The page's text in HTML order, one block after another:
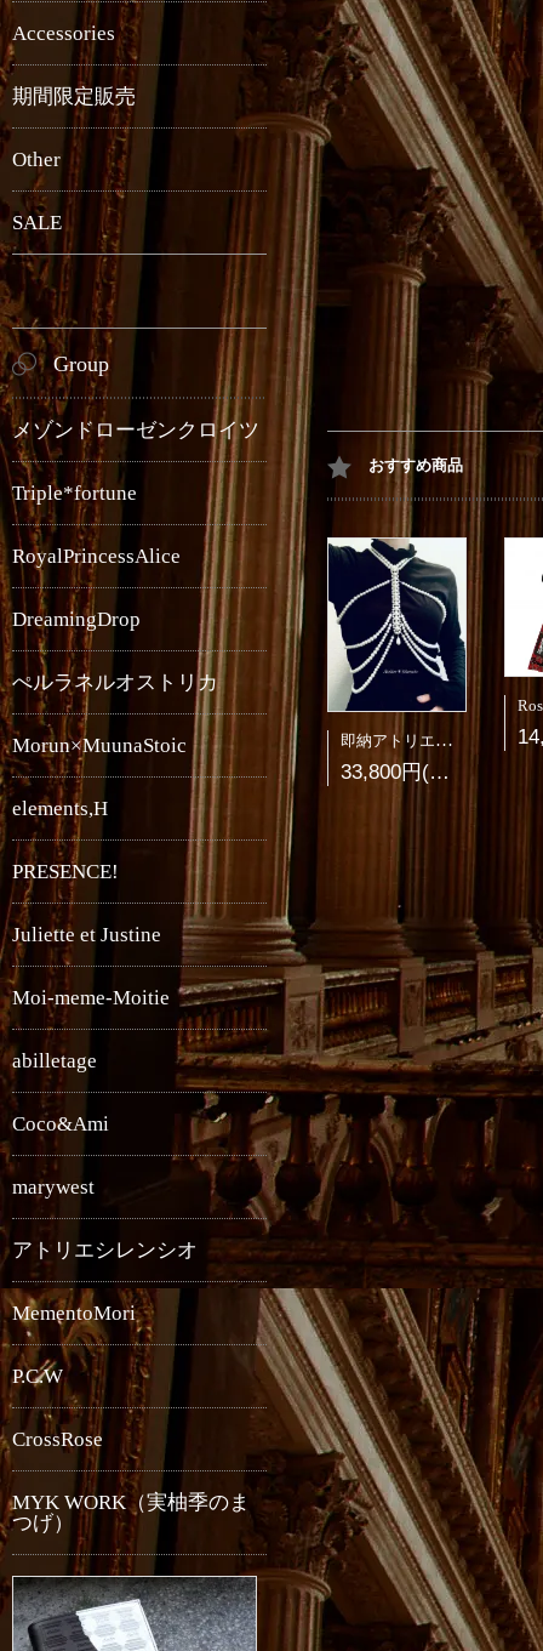
おすすめ商品
即納アトリエシレンシオ肋骨真珠ネックレス(プラスサイズ)
33,800円(税3,073円)
Accessories
期間限定販売
Other
SALE
Group
メゾンドローゼンクロイツ
Triple*fortune
RoyalPrincessAlice
DreamingDrop
ぺルラネルオストリカ
Morun×MuunaStoic
elements,H
PRESENCE!
Juliette et Justine
Moi-meme-Moitie
abilletage
Coco&Ami
marywest
アトリエシレンシオ
MementoMori
P.C.W
CrossRose
MYK WORK（実柚季のま
つげ）